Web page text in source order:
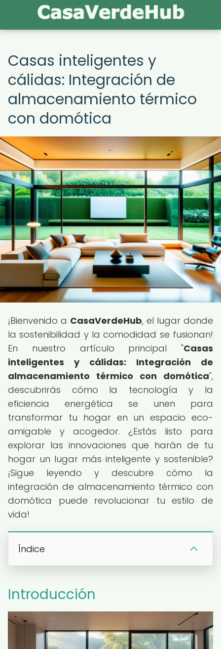
Casas inteligentes y
cálidas: Integración de
almacenamiento térmico
con domótica
¡Bienvenido a CasaVerdeHub, el lugar donde
la sostenibilidad y la comodidad se fusionan!
En nuestro artículo principal "Casas
inteligentes y cálidas: Integración de
almacenamiento térmico con domótica",
descubrirás cómo la tecnología y la
eficiencia energética se unen para
transformar tu hogar en un espacio eco-
amigable y acogedor. ¿Estás listo para
explorar las innovaciones que harán de tu
hogar un lugar más inteligente y sostenible?
¡Sigue leyendo y descubre cómo la
integración de almacenamiento térmico con
domótica puede revolucionar tu estilo de
vida!
Índice
Introducción